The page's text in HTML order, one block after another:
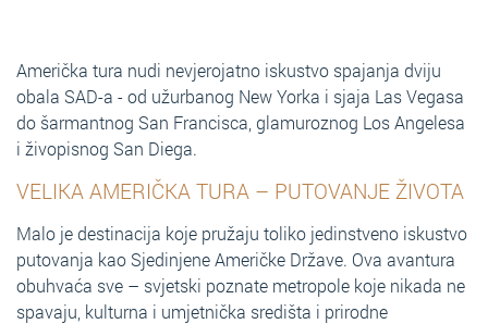
Američka tura nudi nevjerojatno iskustvo spajanja dviju
obala SAD-a - od užurbanog New Yorka i sjaja Las Vegasa
do šarmantnog San Francisca, glamuroznog Los Angelesa
i živopisnog San Diega.
VELIKA AMERIČKA TURA – PUTOVANJE ŽIVOTA
Malo je destinacija koje pružaju toliko jedinstveno iskustvo
putovanja kao Sjedinjene Američke Države. Ova avantura
obuhvaća sve – svjetski poznate metropole koje nikada ne
spavaju, kulturna i umjetnička središta i prirodne